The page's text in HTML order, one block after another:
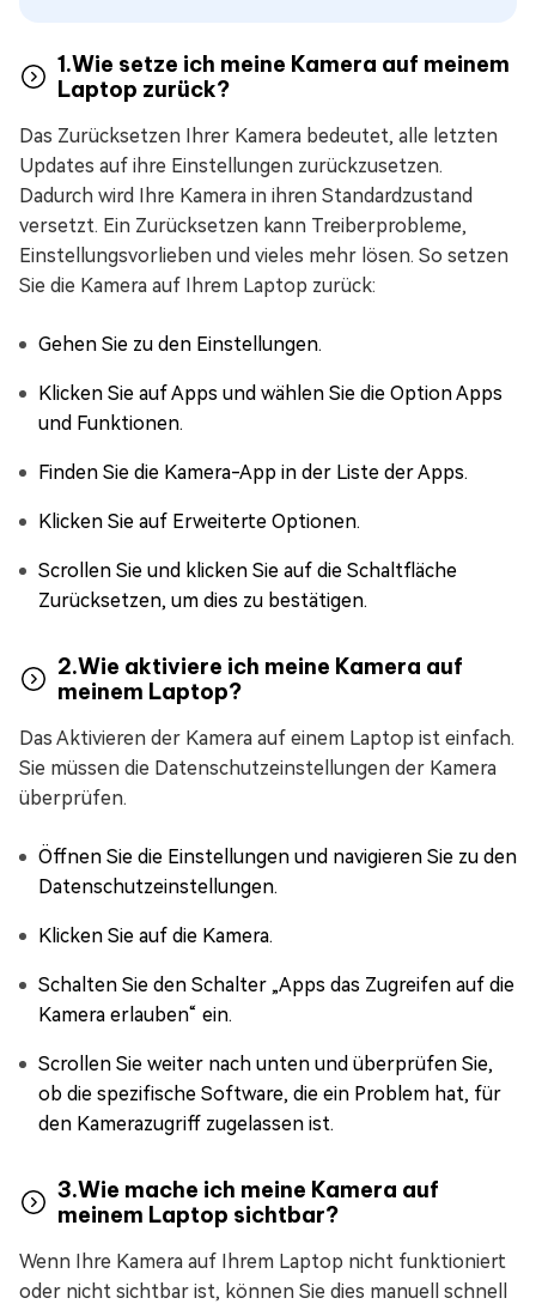
1.Wie setze ich meine Kamera auf meinem
Laptop zurück?
Das Zurücksetzen Ihrer Kamera bedeutet, alle letzten
Updates auf ihre Einstellungen zurückzusetzen.
Dadurch wird Ihre Kamera in ihren Standardzustand
versetzt. Ein Zurücksetzen kann Treiberprobleme,
Einstellungsvorlieben und vieles mehr lösen. So setzen
Sie die Kamera auf Ihrem Laptop zurück:
Gehen Sie zu den Einstellungen.
Klicken Sie auf Apps und wählen Sie die Option Apps
und Funktionen.
Finden Sie die Kamera-App in der Liste der Apps.
Klicken Sie auf Erweiterte Optionen.
Scrollen Sie und klicken Sie auf die Schaltfläche
Zurücksetzen, um dies zu bestätigen.
2.Wie aktiviere ich meine Kamera auf
meinem Laptop?
Das Aktivieren der Kamera auf einem Laptop ist einfach.
Sie müssen die Datenschutzeinstellungen der Kamera
überprüfen.
Öffnen Sie die Einstellungen und navigieren Sie zu den
Datenschutzeinstellungen.
Klicken Sie auf die Kamera.
Schalten Sie den Schalter „Apps das Zugreifen auf die
Kamera erlauben“ ein.
Scrollen Sie weiter nach unten und überprüfen Sie,
ob die spezifische Software, die ein Problem hat, für
den Kamerazugriff zugelassen ist.
3.Wie mache ich meine Kamera auf
meinem Laptop sichtbar?
Wenn Ihre Kamera auf Ihrem Laptop nicht funktioniert
oder nicht sichtbar ist, können Sie dies manuell schnell